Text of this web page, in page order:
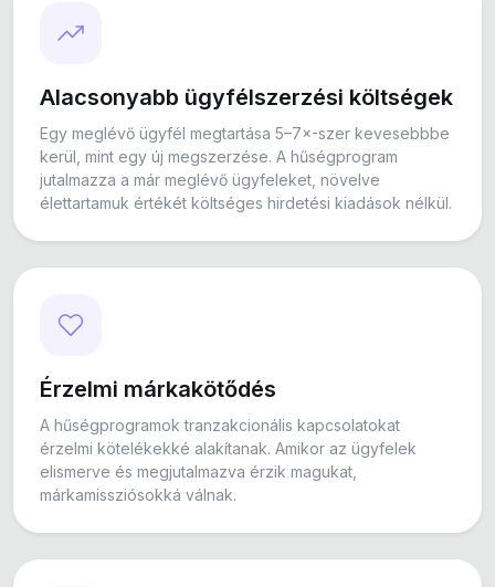
Alacsonyabb ügyfélszerzési költségek
Egy meglévő ügyfél megtartása 5–7×-szer kevesebbbe
kerül, mint egy új megszerzése. A hűségprogram
jutalmazza a már meglévő ügyfeleket, növelve
élettartamuk értékét költséges hirdetési kiadások nélkül.
Érzelmi márkakötődés
A hűségprogramok tranzakcionális kapcsolatokat
érzelmi kötelékekké alakítanak. Amikor az ügyfelek
elismerve és megjutalmazva érzik magukat,
márkamissziósokká válnak.